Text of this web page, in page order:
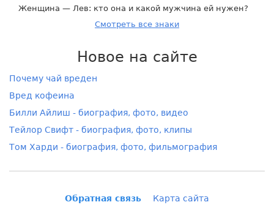
Женщина — Лев: кто она и какой мужчина ей нужен?
Смотреть все знаки
Новое на сайте
Почему чай вреден
Вред кофеина
Билли Айлиш - биография, фото, видео
Тейлор Свифт - биография, фото, клипы
Том Харди - биография, фото, фильмография
Обратная связь Карта сайта